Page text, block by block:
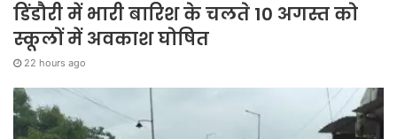
डिंडौरी में भारी बारिश के चलते 10 अगस्त को
स्कूलों में अवकाश घोषित
22 hours ago